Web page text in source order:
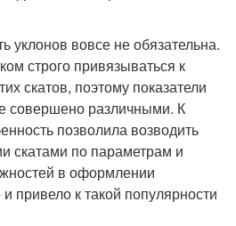
уклонов вовсе не обязательна.
строго привязываться к
скатов, поэтому показатели
совершено различными. К
позволила возводить
скатами по параметрам и
в оформлении
привело к такой популярности